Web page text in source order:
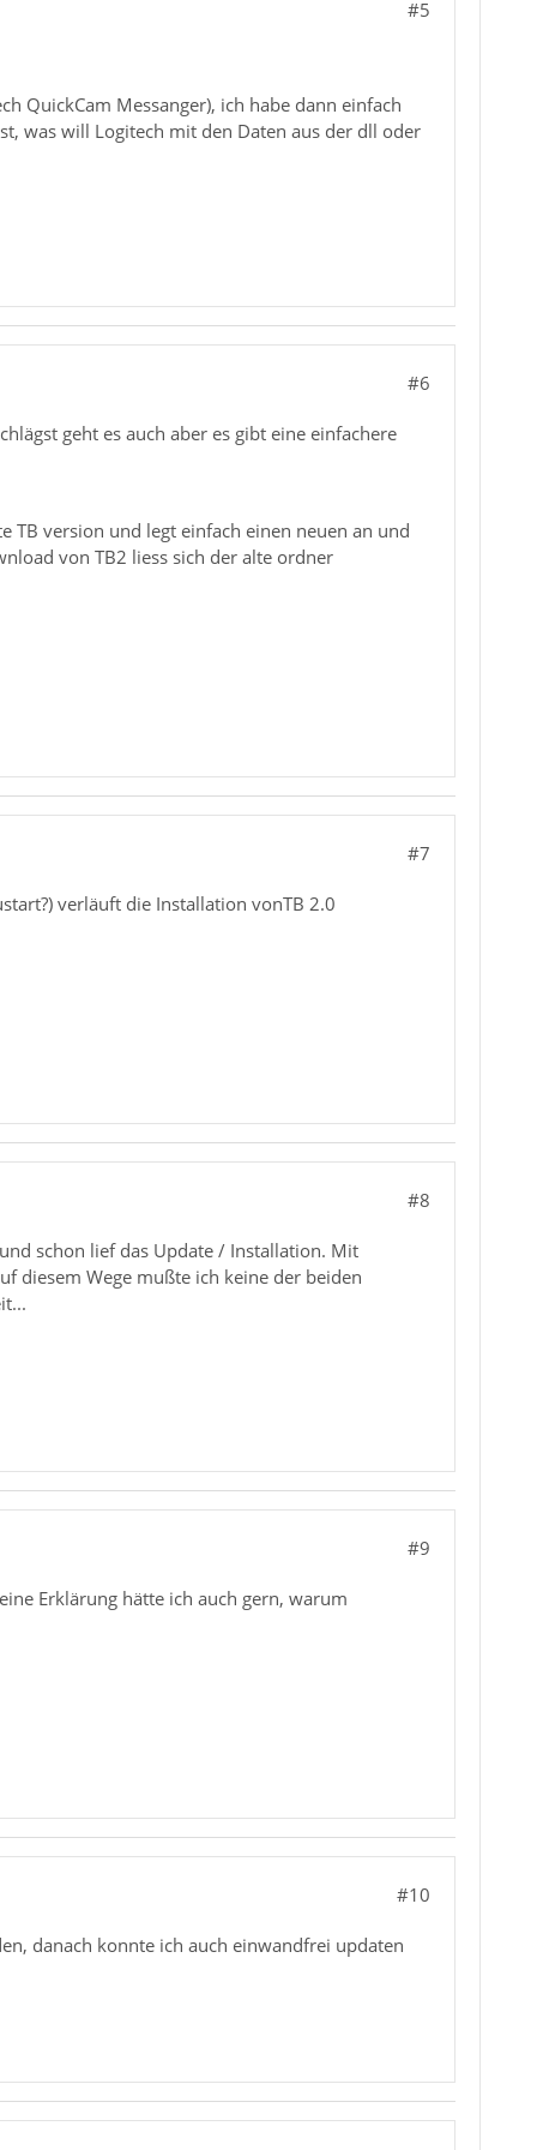
#5
QuickCam Messanger), ich habe dann einfach
was will Logitech mit den Daten aus der dll oder
#6
geht es auch aber es gibt eine einfachere
version und legt einfach einen neuen an und
von TB2 liess sich der alte ordner
#7
verläuft die Installation vonTB 2.0
#8
schon lief das Update / Installation. Mit
diesem Wege mußte ich keine der beiden
#9
Erklärung hätte ich auch gern, warum
#10
danach konnte ich auch einwandfrei updaten